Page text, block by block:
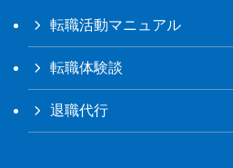
転職活動マニュアル
転職体験談
退職代行